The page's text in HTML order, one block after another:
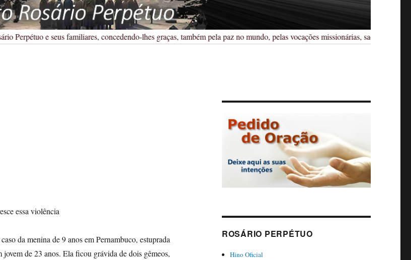
Perpétuo e seus familiares, concedendo-lhes graças, também pela paz no mundo, pelas vocações missionárias,
essa violência
da menina de 9 anos em Pernambuco, estuprada
jovem de 23 anos. Ela ficou grávida de dois gêmeos,
ROSÁRIO PERPÉTUO
Hino Oficial